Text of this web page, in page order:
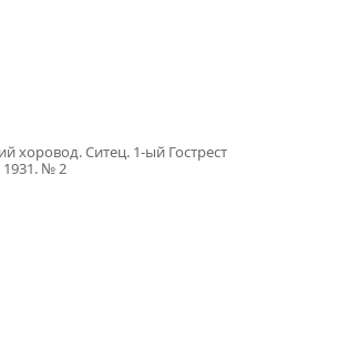
хоровод. Ситец. 1-ый Гострест
1931. № 2